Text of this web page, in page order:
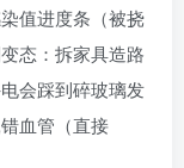
值进度条（被挠
态：拆家具造路
会踩到碎玻璃发
血管（直接